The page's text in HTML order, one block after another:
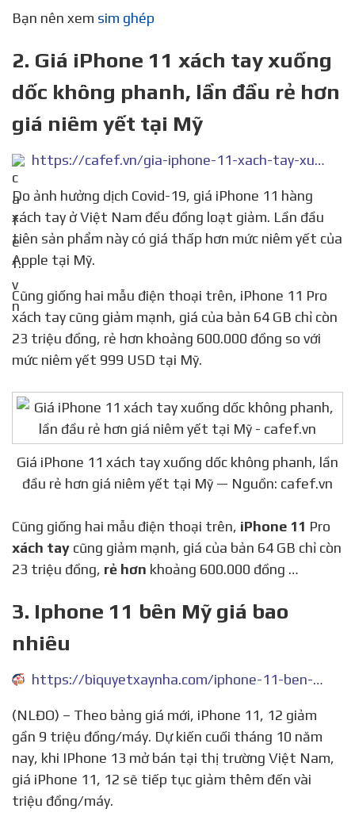
Bạn nên xem sim ghép
2. Giá iPhone 11 xách tay xuống
dốc không phanh, lần đầu rẻ hơn
giá niêm yết tại Mỹ
https://cafef.vn/gia-iphone-11-xach-tay-xuong-doc-khong-phanh-lan-dau-re-hon-gia-niem-yet-tai-my-20200410073412396.chn
Do ảnh hưởng dịch Covid-19, giá iPhone 11 hàng
xách tay ở Việt Nam đều đồng loạt giảm. Lần đầu
tiên sản phẩm này có giá thấp hơn mức niêm yết của
Apple tại Mỹ.
Cũng giống hai mẫu điện thoại trên, iPhone 11 Pro
xách tay cũng giảm mạnh, giá của bản 64 GB chỉ còn
23 triệu đồng, rẻ hơn khoảng 600.000 đồng so với
mức niêm yết 999 USD tại Mỹ.
Giá iPhone 11 xách tay xuống dốc không phanh, lần
đầu rẻ hơn giá niêm yết tại Mỹ — Nguồn: cafef.vn
Cũng giống hai mẫu điện thoại trên, iPhone 11 Pro
xách tay cũng giảm mạnh, giá của bản 64 GB chỉ còn
23 triệu đồng, rẻ hơn khoảng 600.000 đồng …
3. Iphone 11 bên Mỹ giá bao
nhiêu
https://biquyetxaynha.com/iphone-11-ben-my-gia-bao-nhieu
(NLĐO) – Theo bảng giá mới, iPhone 11, 12 giảm
gần 9 triệu đồng/máy. Dự kiến cuối tháng 10 năm
nay, khi IPhone 13 mở bán tại thị trường Việt Nam,
giá iPhone 11, 12 sẽ tiếp tục giảm thêm đến vài
triệu đồng/máy.